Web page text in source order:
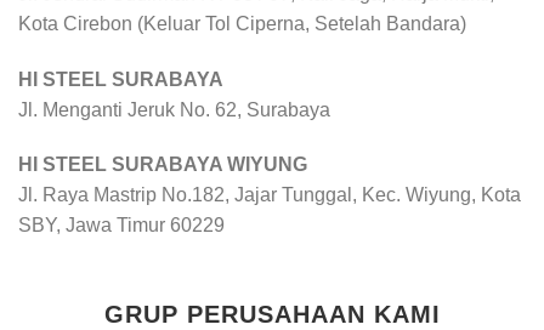
Kota Cirebon (Keluar Tol Ciperna, Setelah Bandara)
HI STEEL SURABAYA
Jl. Menganti Jeruk No. 62, Surabaya
HI STEEL SURABAYA WIYUNG
Jl. Raya Mastrip No.182, Jajar Tunggal, Kec. Wiyung, Kota
SBY, Jawa Timur 60229
GRUP PERUSAHAAN KAMI